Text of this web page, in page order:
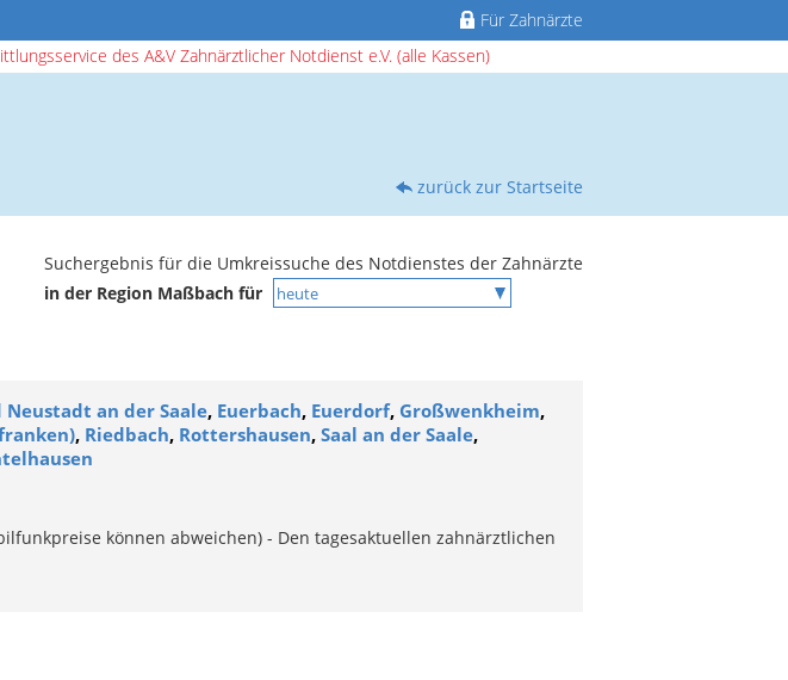
Für Zahnärzte
des A&V Zahnärztlicher Notdienst e.V. (alle Kassen)
zurück zur Startseite
Suchergebnis für die Umkreissuche des Notdienstes der Zahnärzte
in der Region Maßbach für
Neustadt an der Saale, Euerbach, Euerdorf, Großwenkheim,
, Riedbach, Rottershausen, Saal an der Saale,
können abweichen) - Den tagesaktuellen zahnärztlichen